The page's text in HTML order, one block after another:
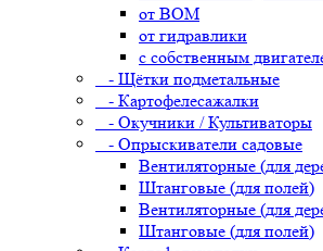
от ВОМ
от гидравлики
с собственным
- Щётки подметальные
- Картофелесажалки
- Окучники / Культиваторы
- Опрыскиватели садовые
Вентиляторные (для
Штанговые (для полей)
Вентиляторные (для
Штанговые (для полей)